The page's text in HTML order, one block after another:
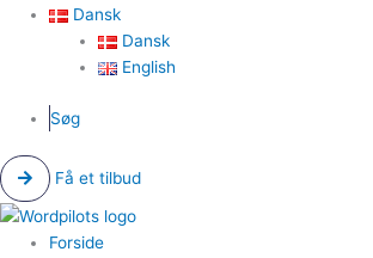
Dansk
Dansk
English
Søg
Få et tilbud
Forside